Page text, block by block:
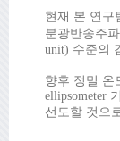
현재 본 연구
분광반송주
unit) 수준의
향후 정밀 온
ellipsometer
선도할 것으